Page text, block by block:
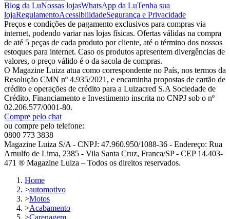
Blog da LuNossas lojasWhatsApp da LuTenha sua
lojaRegulamentoAcessibilidadeSegurança e Privacidade
Preços e condições de pagamento exclusivos para compras via
internet, podendo variar nas lojas físicas. Ofertas válidas na compra
de até 5 peças de cada produto por cliente, até o término dos nossos
estoques para internet. Caso os produtos apresentem divergências de
valores, o preço válido é o da sacola de compras.
O Magazine Luiza atua como correspondente no País, nos termos da
Resolução CMN nº 4.935/2021, e encaminha propostas de cartão de
crédito e operações de crédito para a Luizacred S.A Sociedade de
Crédito, Financiamento e Investimento inscrita no CNPJ sob o nº
02.206.577/0001-80.
Compre pelo chat
ou compre pelo telefone:
0800 773 3838
Magazine Luiza S/A - CNPJ: 47.960.950/1088-36 - Endereço: Rua
Arnulfo de Lima, 2385 - Vila Santa Cruz, Franca/SP - CEP 14.403-
471 ® Magazine Luiza – Todos os direitos reservados.
Home
>automotivo
>Motos
>Acabamento
>Carenagem